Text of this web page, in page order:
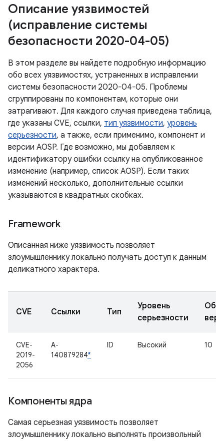
Описание уязвимостей
(исправление системы
безопасности 2020-04-05)
В этом разделе вы найдете подробную информацию
обо всех уязвимостях, устраненных в исправлении
системы безопасности 2020-04-05. Проблемы
сгруппированы по компонентам, которые они
затрагивают. Для каждого случая приведена таблица,
где указаны CVE, ссылки, тип уязвимости, уровень
серьезности, а также, если применимо, компонент и
версии AOSP. Где возможно, мы добавляем к
идентификатору ошибки ссылку на опубликованное
изменение (например, список AOSP). Если таких
изменений несколько, дополнительные ссылки
указываются в квадратных скобках.
Framework
Описанная ниже уязвимость позволяет
злоумышленнику локально получать доступ к данным
деликатного характера.
CVE Ссылки Тип
Уровень
серьезности
CVE-
2019-
2056
A-
140879284*
ID Высокий 10
Компоненты ядра
Самая серьезная уязвимость позволяет
злоумышленнику локально выполнять произвольный